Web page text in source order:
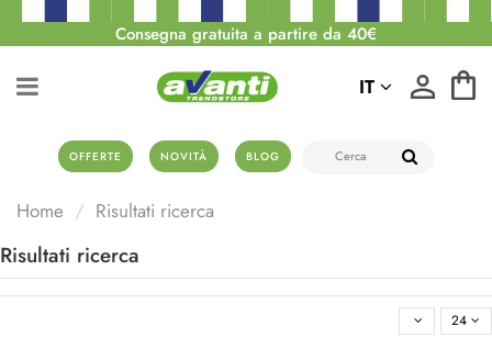
Consegna gratuita a partire da 40€
OFFERTE NOVITÀ BLOG
IT
Home Risultati ricerca
Risultati ricerca
24